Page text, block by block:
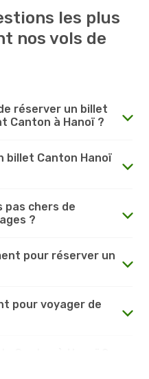
les plus
nos vols de
réserver un billet
Canton à Hanoï ?
billet Canton Hanoï
pas chers de
?
pour réserver un
pour voyager de